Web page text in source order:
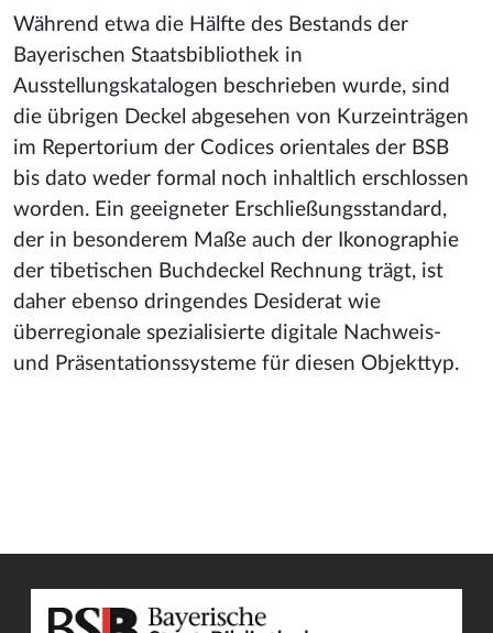
Während etwa die Hälfte des Bestands der
Bayerischen Staatsbibliothek in
Ausstellungskatalogen beschrieben wurde, sind
die übrigen Deckel abgesehen von Kurzeinträgen
im Repertorium der Codices orientales der BSB
bis dato weder formal noch inhaltlich erschlossen
worden. Ein geeigneter Erschließungsstandard,
der in besonderem Maße auch der Ikonographie
der tibetischen Buchdeckel Rechnung trägt, ist
daher ebenso dringendes Desiderat wie
überregionale spezialisierte digitale Nachweis-
und Präsentationssysteme für diesen Objekttyp.